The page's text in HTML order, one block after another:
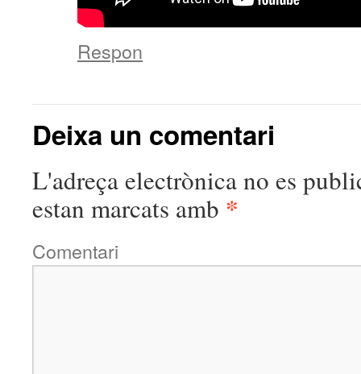
Respon
Deixa un comentari
L'adreça electrònica no es
estan marcats amb *
Comentari